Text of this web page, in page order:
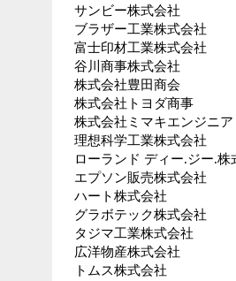
サンビー株式会社
ブラザー工業株式会社
富士印材工業株式会社
谷川商事株式会社
株式会社豊田商会
株式会社トヨダ商事
株式会社ミマキエンジニ
理想科学工業株式会社
ローランド ディー.ジー.株
エプソン販売株式会社
ハート株式会社
グラボテック株式会社
タジマ工業株式会社
広洋物産株式会社
トムス株式会社